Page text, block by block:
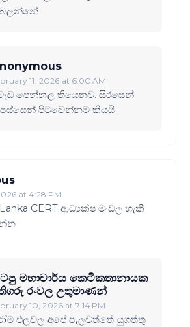
බලන්නේ
11, 2026 at 6:00 AM
පෙන්නල තියෙනව. සිරසෙන්
පිටවෙන්නම කියයි.
at 4:28 PM
Lanka CERT ආධ්‍යක්ෂ මංඩල හැකි
මහාචාර්ය කෙටිකතානායක
රංවල උතුමාණන්
10, 2026 at 7:14 PM
එලවල අපේ පැලවත්තේ යුගත්තු